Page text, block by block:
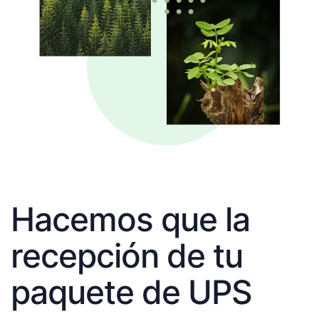
Hacemos que la
recepción de tu
paquete de UPS